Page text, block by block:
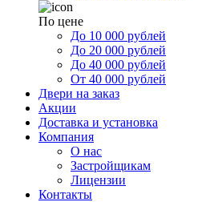
По цене
До 10 000 рублей
До 20 000 рублей
До 40 000 рублей
От 40 000 рублей
Двери на заказ
Акции
Доставка и установка
Компания
О нас
Застройщикам
Лицензии
Контакты